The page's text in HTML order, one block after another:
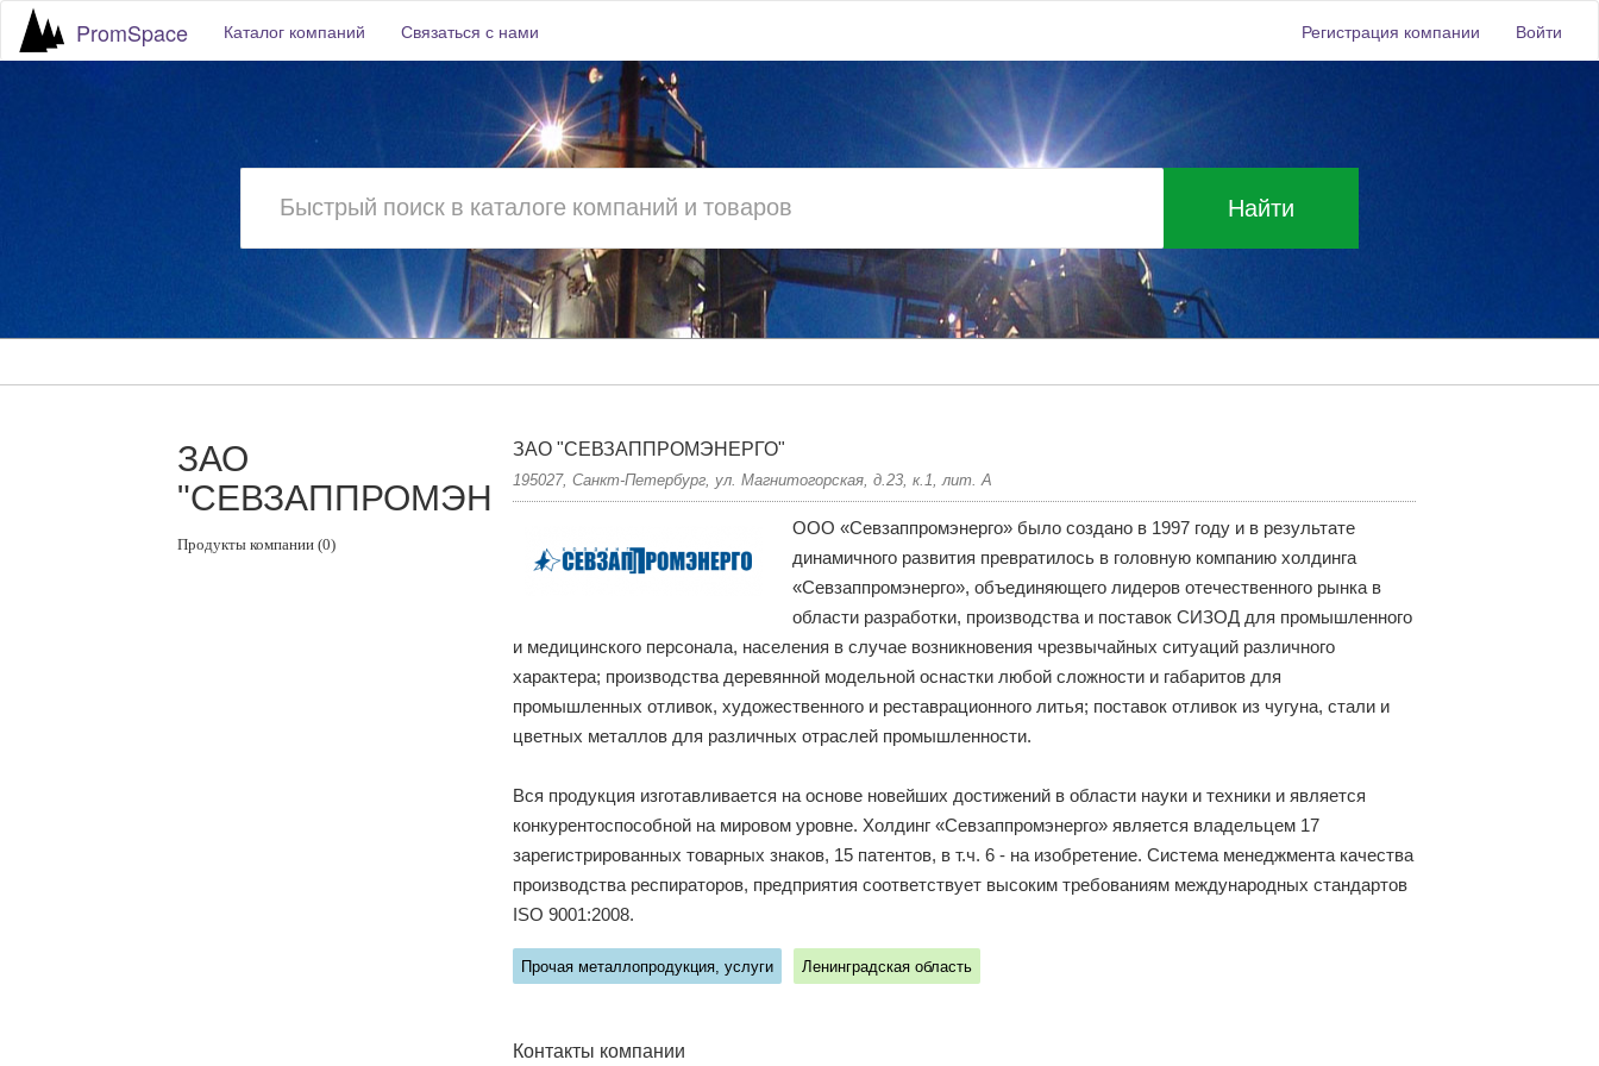
PromSpace Каталог компаний Связаться с нами Регистрация компании Войти
Найти
ЗАО
"СЕВЗАППРОМЭНЕРГО"
Продукты компании (0)
ЗАО "СЕВЗАППРОМЭНЕРГО"
195027, Санкт-Петербург, ул. Магнитогорская, д.23, к.1, лит. А
ООО «Севзаппромэнерго» было создано в 1997 году и в результате
динамичного развития превратилось в головную компанию холдинга
«Севзаппромэнерго», объединяющего лидеров отечественного рынка в
области разработки, производства и поставок СИЗОД для промышленного
и медицинского персонала, населения в случае возникновения чрезвычайных ситуаций различного
характера; производства деревянной модельной оснастки любой сложности и габаритов для
промышленных отливок, художественного и реставрационного литья; поставок отливок из чугуна, стали и
цветных металлов для различных отраслей промышленности.
Вся продукция изготавливается на основе новейших достижений в области науки и техники и является
конкурентоспособной на мировом уровне. Холдинг «Севзаппромэнерго» является владельцем 17
зарегистрированных товарных знаков, 15 патентов, в т.ч. 6 - на изобретение. Система менеджмента качества
производства респираторов, предприятия соответствует высоким требованиям международных стандартов
ISO 9001:2008.
Прочая металлопродукция, услуги Ленинградская область
Контакты компании